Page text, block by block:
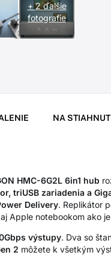
+ 2 ďalšie
fotografie
NA
HMC-6G2L 6in1 hub
triUSB zariadenia a
Delivery. Replikátor
Apple notebookom ako
výstupy. Dva so
2 môžete k všetkým